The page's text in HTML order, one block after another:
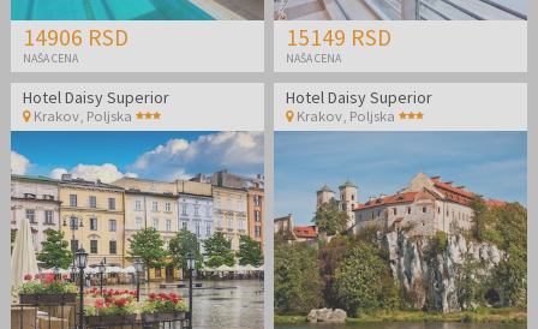
14906 RSD
NAŠA CENA
15149 RSD
NAŠA CENA
Hotel Daisy Superior
Krakov, Poljska
Hotel Daisy Superior
Krakov Poljska